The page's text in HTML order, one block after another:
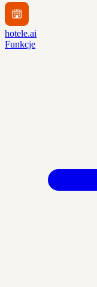
hotele.ai
Funkcje